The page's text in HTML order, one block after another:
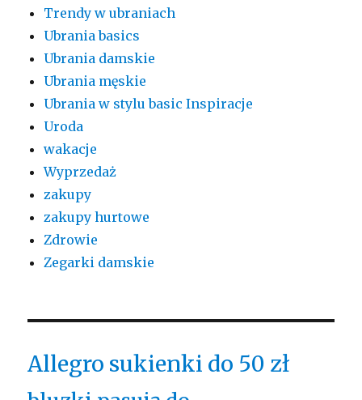
Trendy w ubraniach
Ubrania basics
Ubrania damskie
Ubrania męskie
Ubrania w stylu basic Inspiracje
Uroda
wakacje
Wyprzedaż
zakupy
zakupy hurtowe
Zdrowie
Zegarki damskie
Allegro sukienki do 50 zł